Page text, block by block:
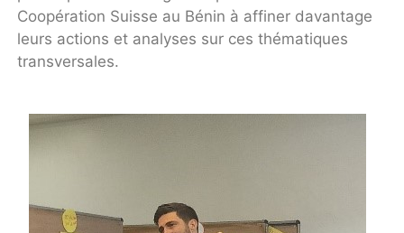
Coopération Suisse au Bénin à affiner davantage
leurs actions et analyses sur ces thématiques
transversales.